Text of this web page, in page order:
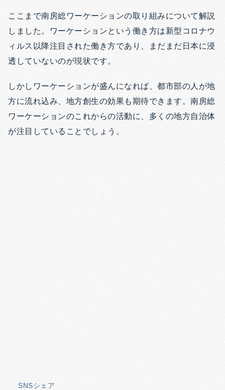
ここまで南房総ワーケーションの取り組みについて解説
しました。ワーケーションという働き方は新型コロナウ
ィルス以降注目された働き方であり、まだまだ日本に浸
透していないのが現状です。
しかしワーケーションが盛んになれば、都市部の人が地
方に流れ込み、地方創生の効果も期待できます。南房総
ワーケーションのこれからの活動に、多くの地方自治体
が注目していることでしょう。
SNSシェア